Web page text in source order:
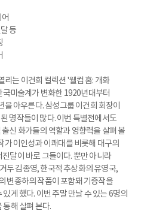
등
는 이건희 컬렉션 '웰컴 홈: 개화
미술계가 변화한 1920년대부터
아우른다. 삼성그룹 이건희 회장이
명작들이 많다. 이번 특별전에서도
신 화가들의 역할과 영향력을 살펴 볼
가 이인성과 이쾌대를 비롯해 대구의
달이 바로 그들이다. 뿐만 아니라
두 김종영, 한국적 추상화의 유영국,
변종하의 작품이 포함돼 기증작을
게 했다. 이번 주말 만날 수 있는 6명의
통해 살펴 본다.